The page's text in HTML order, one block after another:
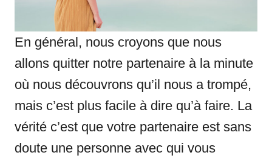
En général, nous croyons que nous
allons quitter notre partenaire à la minute
où nous découvrons qu’il nous a trompé,
mais c’est plus facile à dire qu’à faire. La
vérité c’est que votre partenaire est sans
doute une personne avec qui vous